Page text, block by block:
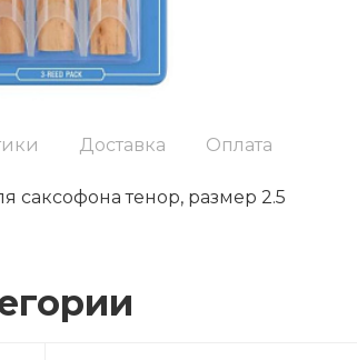
Доставка Оплата
саксофона тенор, размер 2.5